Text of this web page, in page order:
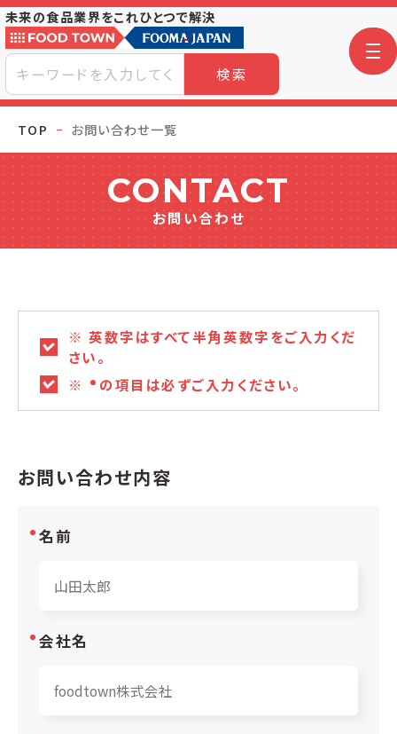
未来の食品業界をこれひとつで解決
検索
TOP お問い合わせ一覧
CONTACT
お問い合わせ
※ 英数字はすべて半角英数字をご入力くだ
さい。
※ の項目は必ずご入力ください。
お問い合わせ内容
名前
会社名